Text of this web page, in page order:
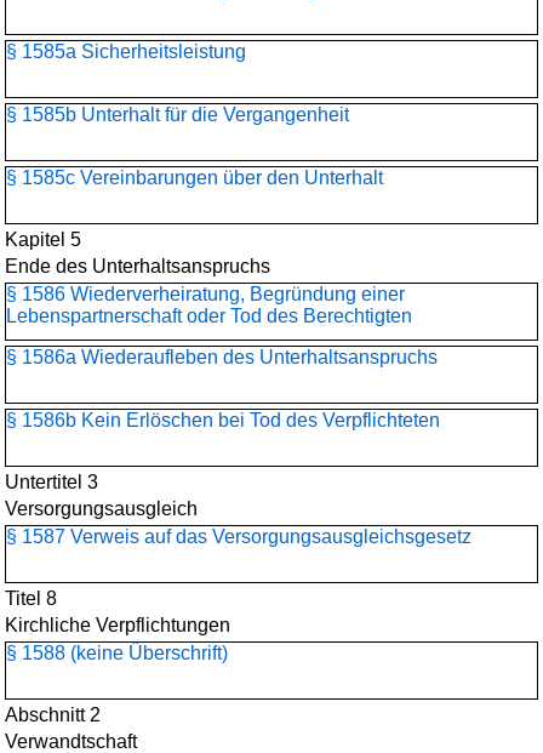
§ 1585a Sicherheitsleistung
§ 1585b Unterhalt für die Vergangenheit
§ 1585c Vereinbarungen über den Unterhalt
Kapitel 5
Ende des Unterhaltsanspruchs
§ 1586 Wiederverheiratung, Begründung einer
Lebenspartnerschaft oder Tod des Berechtigten
§ 1586a Wiederaufleben des Unterhaltsanspruchs
§ 1586b Kein Erlöschen bei Tod des Verpflichteten
Untertitel 3
Versorgungsausgleich
§ 1587 Verweis auf das Versorgungsausgleichsgesetz
Titel 8
Kirchliche Verpflichtungen
§ 1588 (keine Überschrift)
Abschnitt 2
Verwandtschaft